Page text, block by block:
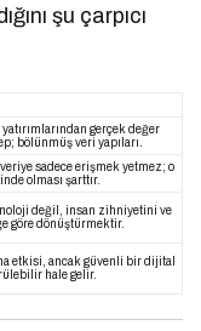
şu çarpıcı
gerçek değer
bölünmüş veri yapıları.
veriye sadece erişmek yetmez; o
olması şarttır.
değil, insan zihniyetini ve
göre dönüştürmektir.
etkisi, ancak güvenli bir dijital
hale gelir.